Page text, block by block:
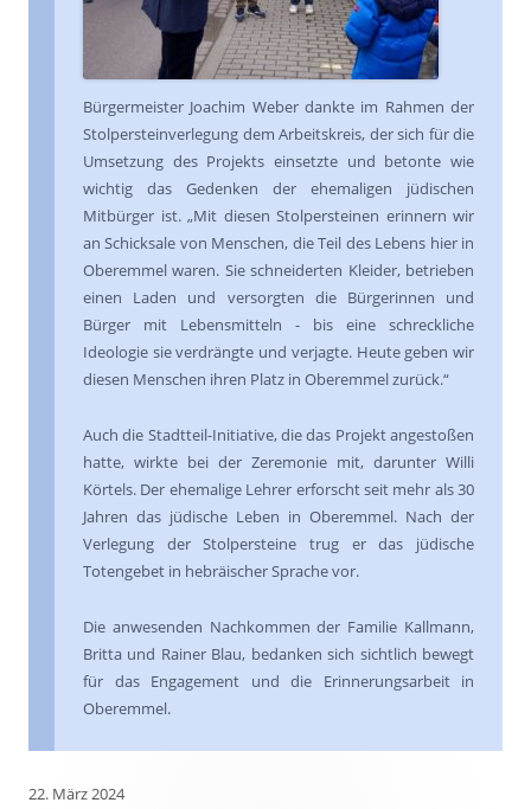
Bürgermeister Joachim Weber dankte im Rahmen der
Stolpersteinverlegung dem Arbeitskreis, der sich für die
Umsetzung des Projekts einsetzte und betonte wie
wichtig das Gedenken der ehemaligen jüdischen
Mitbürger ist. „Mit diesen Stolpersteinen erinnern wir
an Schicksale von Menschen, die Teil des Lebens hier in
Oberemmel waren. Sie schneiderten Kleider, betrieben
einen Laden und versorgten die Bürgerinnen und
Bürger mit Lebensmitteln - bis eine schreckliche
Ideologie sie verdrängte und verjagte. Heute geben wir
diesen Menschen ihren Platz in Oberemmel zurück.“
Auch die Stadtteil-Initiative, die das Projekt angestoßen
hatte, wirkte bei der Zeremonie mit, darunter Willi
Körtels. Der ehemalige Lehrer erforscht seit mehr als 30
Jahren das jüdische Leben in Oberemmel. Nach der
Verlegung der Stolpersteine trug er das jüdische
Totengebet in hebräischer Sprache vor.
Die anwesenden Nachkommen der Familie Kallmann,
Britta und Rainer Blau, bedanken sich sichtlich bewegt
für das Engagement und die Erinnerungsarbeit in
Oberemmel.
22. März 2024